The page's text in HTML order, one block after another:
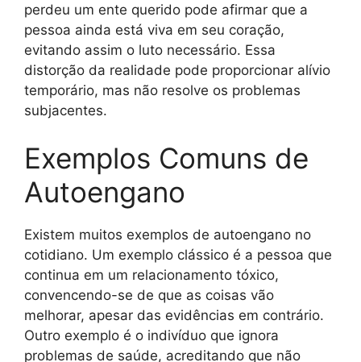
perdeu um ente querido pode afirmar que a
pessoa ainda está viva em seu coração,
evitando assim o luto necessário. Essa
distorção da realidade pode proporcionar alívio
temporário, mas não resolve os problemas
subjacentes.
Exemplos Comuns de
Autoengano
Existem muitos exemplos de autoengano no
cotidiano. Um exemplo clássico é a pessoa que
continua em um relacionamento tóxico,
convencendo-se de que as coisas vão
melhorar, apesar das evidências em contrário.
Outro exemplo é o indivíduo que ignora
problemas de saúde, acreditando que não